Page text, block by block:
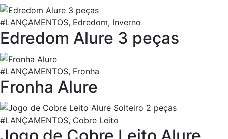
#LANÇAMENTOS, Edredom, Inverno
Edredom Alure 3 peças
#LANÇAMENTOS, Fronha
Fronha Alure
#LANÇAMENTOS, Cobre Leito